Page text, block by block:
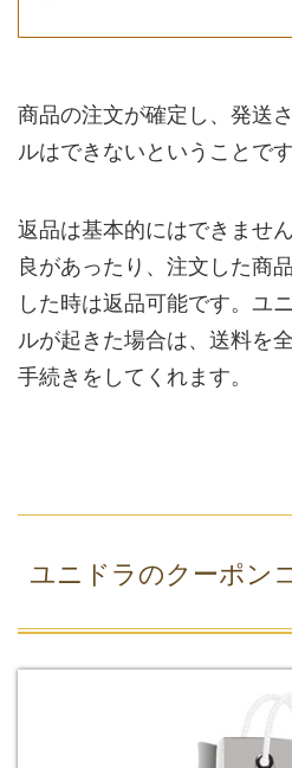
商品の注文が確定し、発送
ルはできないということです
返品は基本的にはできませ
良があったり、注文した商
した時は返品可能です。ユ
ルが起きた場合は、送料を
手続きをしてくれます。
ユニドラのクーポン